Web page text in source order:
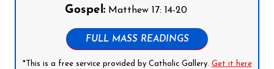
Gospel:Matthew 17: 14-20
FULL MASS READINGS
*This is a free service provided by Catholic Gallery. Get it here